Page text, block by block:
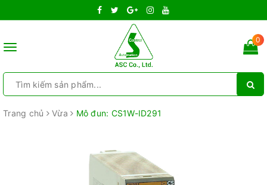
Toggle
0
Trang chủ Vừa Mô đun: CS1W-ID291